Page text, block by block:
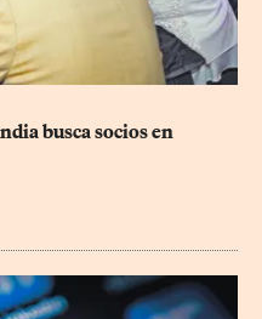
busca socios en